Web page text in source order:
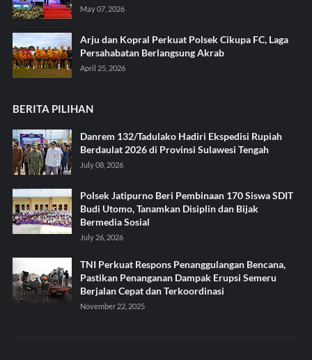
May 07, 2026
Arju dan Kopral Perkuat Polsek Cikupa FC, Laga
Persahabatan Berlangsung Akrab
April 25, 2026
BERITA PILIHAN
Danrem 132/Tadulako Hadiri Ekspedisi Rupiah
Berdaulat 2026 di Provinsi Sulawesi Tengah
July 08, 2026
Polsek Jatipurno Beri Pembinaan 170 Siswa SDIT
Budi Utomo, Tanamkan Disiplin dan Bijak
Bermedia Sosial
July 26, 2026
TNI Perkuat Respons Penanggulangan Bencana,
Pastikan Penanganan Dampak Erupsi Semeru
Berjalan Cepat dan Terkoordinasi
November 22, 2025